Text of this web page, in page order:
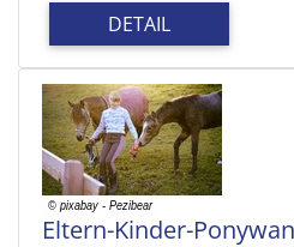
DETAIL
Eltern-Kinder-